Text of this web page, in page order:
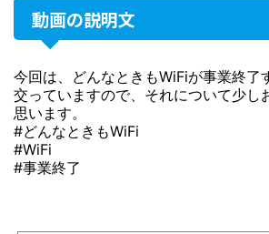
動画の説明文
今回は、どんなときもWiFiが事業終了
交っていますので、それについて少し
思います。
#どんなときもWiFi
#WiFi
#事業終了